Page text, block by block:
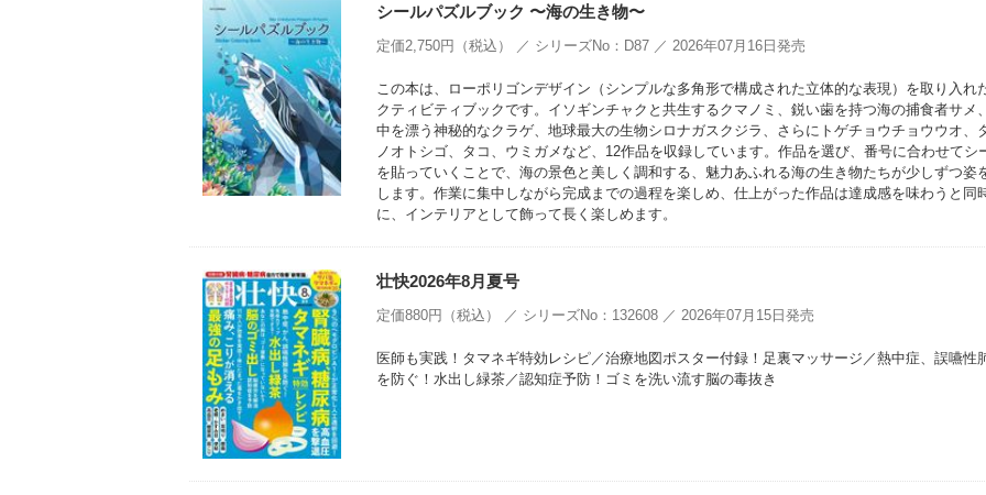
シールパズルブック 〜海の生き物〜
定価2,750円（税込） ／ シリーズNo：D87 ／ 2026年07月16日発売
この本は、ローポリゴンデザイン（シンプルな多角形で構成された立体的な表現）を取り入れ
クティビティブックです。イソギンチャクと共生するクマノミ、鋭い歯を持つ海の捕食者サメ
中を漂う神秘的なクラゲ、地球最大の生物シロナガスクジラ、さらにトゲチョウチョウウオ、
ノオトシゴ、タコ、ウミガメなど、12作品を収録しています。作品を選び、番号に合わせてシ
を貼っていくことで、海の景色と美しく調和する、魅力あふれる海の生き物たちが少しずつ姿
します。作業に集中しながら完成までの過程を楽しめ、仕上がった作品は達成感を味わうと同
に、インテリアとして飾って長く楽しめます。
壮快2026年8月夏号
定価880円（税込） ／ シリーズNo：132608 ／ 2026年07月15日発売
医師も実践！タマネギ特効レシピ／治療地図ポスター付録！足裏マッサージ／熱中症、誤嚥性
を防ぐ！水出し緑茶／認知症予防！ゴミを洗い流す脳の毒抜き